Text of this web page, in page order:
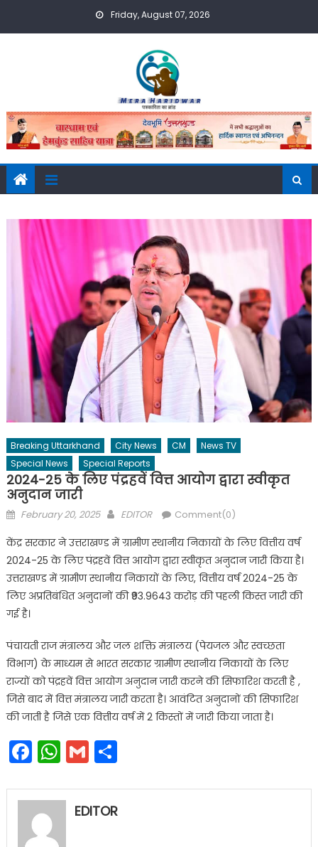
Friday, August 07, 2026
Breaking Uttarkhand City News CM
News TV
Special News
Special Reports
2024-25 के लिए पंद्रहवें वित्त आयोग द्वारा स्वीकृत
अनुदान जारी
Posted
February 20, 2025 Author
EDITOR Comment(0)
केंद्र सरकार ने उत्तराखण्ड में ग्रामीण स्थानीय निकायों के लिए वित्तीय वर्ष
2024-25 के लिए पंद्रहवें वित्त आयोग द्वारा स्वीकृत अनुदान जारी किया है।
उत्तराखण्ड में ग्रामीण स्थानीय निकायों के लिए, वित्तीय वर्ष 2024-25 के
लिए अप्रतिबंधित अनुदानों की ₹93.9643 करोड़ की पहली किस्त जारी की
गई है।
पंचायती राज मंत्रालय और जल शक्ति मंत्रालय (पेयजल और स्वच्छता
विभाग) के माध्यम से भारत सरकार ग्रामीण स्थानीय निकायों के लिए
राज्यों को पंद्रहवें वित्त आयोग अनुदान जारी करने की सिफारिश करती है ,
जिसे बाद में वित्त मंत्रालय जारी करता है। आवंटित अनुदानों की सिफारिश
की जाती है जिसे एक वित्तीय वर्ष में 2 किस्तों में जारी किया जाता है।
Facebook
WhatsApp
GmailShare
EDITOR